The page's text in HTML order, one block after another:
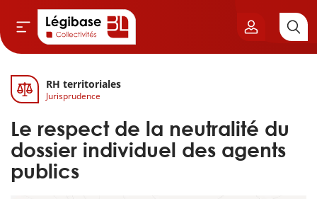
& Cimetières
& Élu local
Finances locales
RH territoriales
Jurisprudence
Le respect de la neutralité du
dossier individuel des agents
publics